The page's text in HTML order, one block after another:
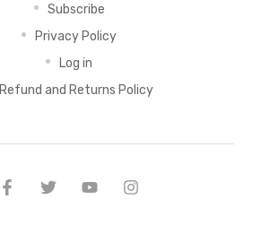
Subscribe
Privacy Policy
Log in
Refund and Returns Policy